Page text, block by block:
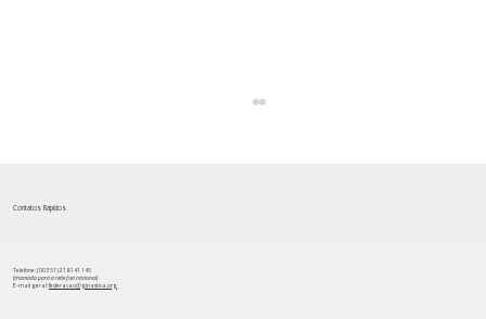
Contatos Rápidos
Telefone: (00 351) 218 141 145
(chamada para a rede fixa nacional)
​E-mail geral:federacao@ginastica.org